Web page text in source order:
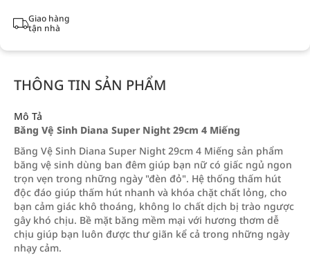
Giao hàng
tận nhà
THÔNG TIN SẢN PHẨM
Mô Tả
Băng Vệ Sinh Diana Super Night 29cm 4 Miếng
Băng Vệ Sinh Diana Super Night 29cm 4 Miếng sản phẩm
băng vệ sinh dùng ban đêm giúp bạn nữ có giấc ngủ ngon
trọn vẹn trong những ngày "đèn đỏ". Hệ thống thấm hút
độc đáo giúp thấm hút nhanh và khóa chặt chất lỏng, cho
bạn cảm giác khô thoáng, không lo chất dịch bị trào ngược
gây khó chịu. Bề mặt băng mềm mại với hương thơm dễ
chịu giúp bạn luôn được thư giãn kể cả trong những ngày
nhạy cảm.